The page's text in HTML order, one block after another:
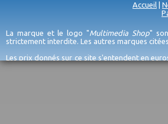
Accueil
La marque et le logo "Multimedia Shop"
strictement interdite. Les autres marques
Les prix donnés sur ce site s'entendent en
erreurs d'encodage, et sauf épuisement du